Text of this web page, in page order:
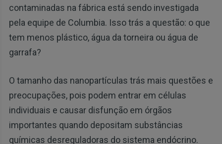
contaminadas na fábrica está sendo investigada
pela equipe de Columbia. Isso trás a questão: o que
tem menos plástico, água da torneira ou água de
garrafa?
O tamanho das nanopartículas trás mais questões e
preocupações, pois podem entrar em células
individuais e causar disfunção em órgãos
importantes quando depositam substâncias
químicas desreguladoras do sistema endócrino.